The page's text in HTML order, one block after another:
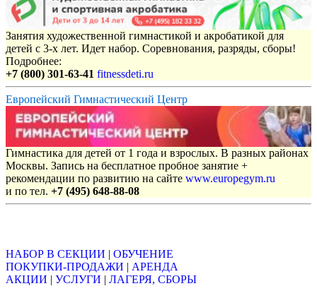
Занятия художественной гимнастикой и акробатикой для
детей с 3-х лет. Идет набор. Соревнования, разряды, сборы!
Подробнее:
+7 (800) 301-63-41 fitnessdeti.ru
Европейский Гимнастический Центр
Гимнастика для детей от 1 года и взрослых. В разных районах
Москвы. Запись на бесплатное пробное занятие +
рекомендации по развитию на сайте www.europegym.ru
и по тел. +7 (495) 648-88-08
НАБОР В СЕКЦИИ | ОБУЧЕНИЕ
ПОКУПКИ-ПРОДАЖИ | АРЕНДА
АКЦИИ | УСЛУГИ | ЛАГЕРЯ, СБОРЫ